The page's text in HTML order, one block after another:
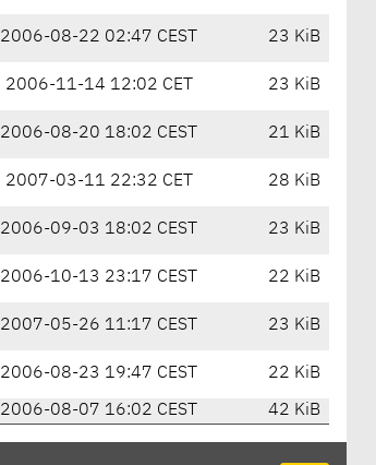
2006-08-22 02:47 CEST 23 KiB
2006-11-14 12:02 CET 23 KiB
2006-08-20 18:02 CEST 21 KiB
2007-03-11 22:32 CET 28 KiB
2006-09-03 18:02 CEST 23 KiB
2006-10-13 23:17 CEST 22 KiB
2007-05-26 11:17 CEST 23 KiB
2006-08-23 19:47 CEST 22 KiB
2006-08-07 16:02 CEST 42 KiB